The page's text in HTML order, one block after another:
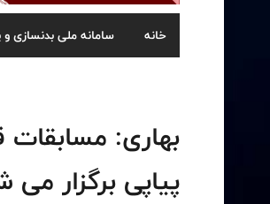
خانه سامانه ملی بدنسازی
بهاری:
پیاپی برگزار می